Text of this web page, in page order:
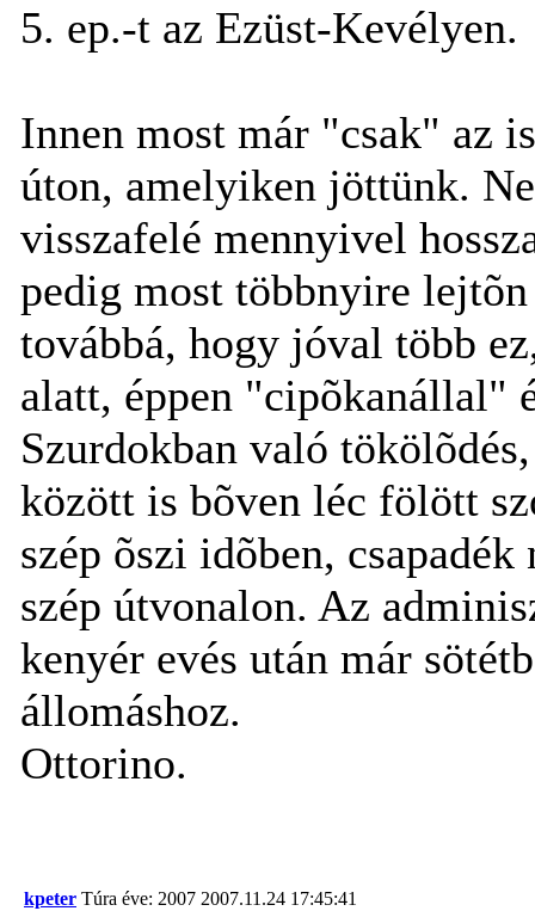
5. ep.-t az Ezüst-Kevélyen.
Innen most már "csak" az
úton, amelyiken jöttünk.
visszafelé mennyivel
pedig most többnyire
továbbá, hogy jóval több
alatt, éppen "cipõkanállal"
Szurdokban való
között is bõven léc fölött
szép õszi idõben,
szép útvonalon. Az
kenyér evés után már
állomáshoz.
Ottorino.
kpeter Túra éve: 2007 2007.11.24 17:45:41